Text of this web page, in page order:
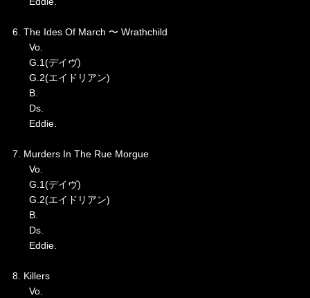
6. The Ides Of March 〜 Wrathchild
Vo.
G.1(デイヴ)
G.2(エイドリアン)
B.
Ds.
Eddie.
7. Murders In The Rue Morgue
Vo.
G.1(デイヴ)
G.2(エイドリアン)
B.
Ds.
Eddie.
8. Killers
Vo.